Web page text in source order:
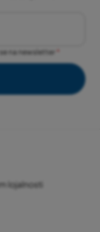
na newsletter
lojalnosti